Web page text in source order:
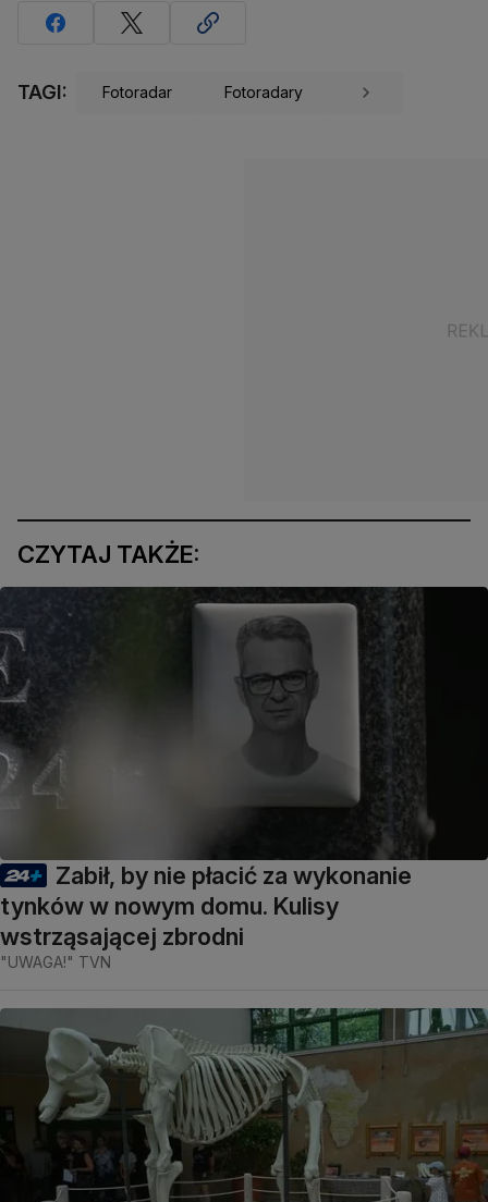
TAGI: Fotoradar Fotoradary
CZYTAJ TAKŻE:
Zabił, by nie płacić za wykonanie
tynków w nowym domu. Kulisy
wstrząsającej zbrodni
"UWAGA!" TVN